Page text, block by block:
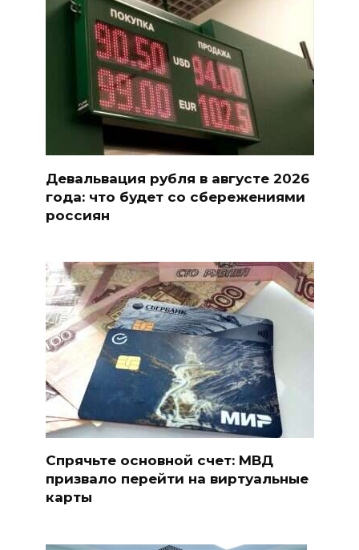
Девальвация рубля в августе 2026
года: что будет со сбережениями
россиян
Спрячьте основной счет: МВД
призвало перейти на виртуальные
карты